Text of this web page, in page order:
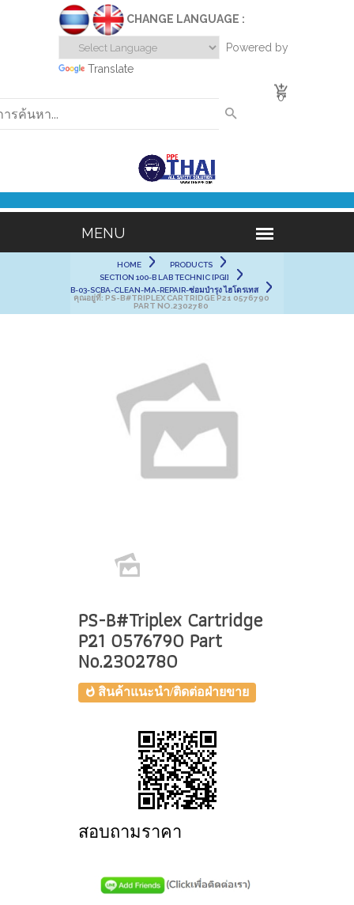
CHANGE LANGUAGE :
Powered by
Translate
0
HOME
PRODUCTS
SECTION 100-B LAB TECHNIC [PGI]
B-03-SCBA-CLEAN-MA-REPAIR-ซ่อมบำรุง ไฮโดรเทส
คุณอยู่ที่: PS-B#TRIPLEX CARTRIDGE P21 0576790
PART NO.2302780
PS-B#Triplex Cartridge
P21 0576790 Part
No.2302780
สินค้าแนะนำ/ติดต่อฝ่ายขาย
สอบถามราคา